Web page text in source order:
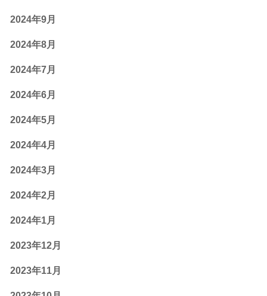
2024年9月
2024年8月
2024年7月
2024年6月
2024年5月
2024年4月
2024年3月
2024年2月
2024年1月
2023年12月
2023年11月